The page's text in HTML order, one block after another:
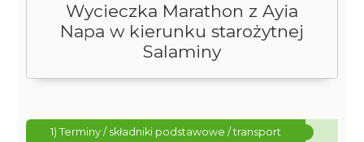
Wycieczka Marathon z Ayia
Napa w kierunku starożytnej
Salaminy
1) Terminy / składniki podstawowe / transport